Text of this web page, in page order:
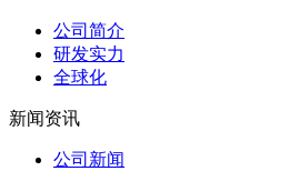
公司简介
研发实力
全球化
新闻资讯
公司新闻